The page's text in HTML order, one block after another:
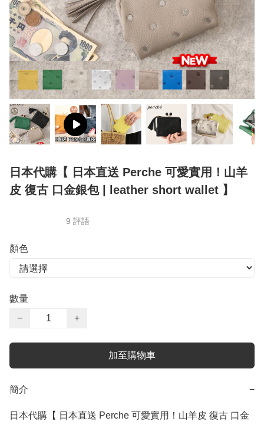
日本代購【 日本直送 Perche 可愛實用！山羊
皮 復古 口金銀包 | leather short wallet 】
9 評語
顏色
數量
−
+
加至購物車
簡介 −
日本代購【 日本直送 Perche 可愛實用！山羊皮 復古 口金